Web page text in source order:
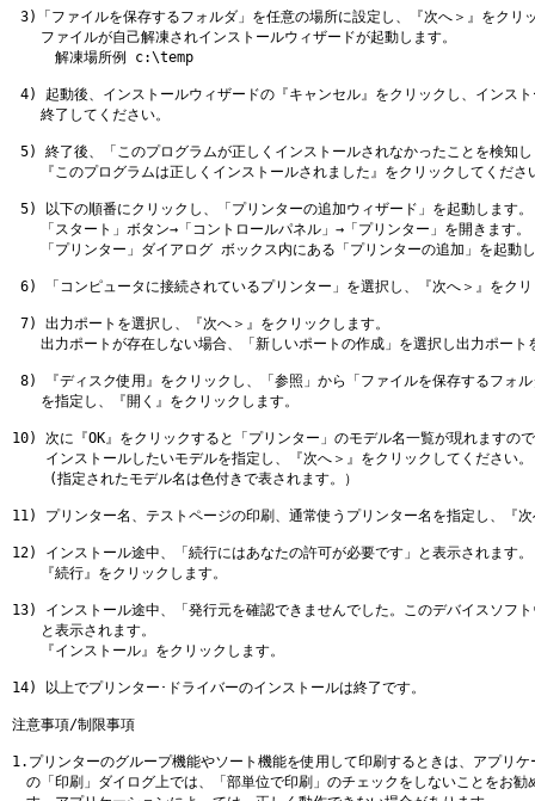
3)「ファイルを保存するフォルダ」を任意の場所に設定し、『次へ＞』をクリ
ファイルが自己解凍されインストールウィザードが起動します。
解凍場所例 c:\temp
4) 起動後、インストールウィザードの『キャンセル』をクリックし、インス
終了してください。
5) 終了後、「このプログラムが正しくインストールされなかったことを検知
『このプログラムは正しくインストールされました』をクリックしてくださ
5) 以下の順番にクリックし、「プリンターの追加ウィザード」を起動します。
「スタート」ボタン→「コントロールパネル」→「プリンター」を開きます。
「プリンター」ダイアログ ボックス内にある「プリンターの追加」を起動
6) 「コンピュータに接続されているプリンター」を選択し、『次へ＞』をク
7) 出力ポートを選択し、『次へ＞』をクリックします。
出力ポートが存在しない場合、「新しいポートの作成」を選択し出力ポート
8) 『ディスク使用』をクリックし、「参照」から「ファイルを保存するフォ
を指定し、『開く』をクリックします。
10) 次に『OK』をクリックすると「プリンター」のモデル名一覧が現れますの
    インストールしたいモデルを指定し、『次へ＞』をクリックしてください。
(指定されたモデル名は色付きで表されます。）
11) プリンター名、テストページの印刷、通常使うプリンター名を指定し、『
12) インストール途中、「続行にはあなたの許可が必要です」と表示されます。
『続行』をクリックします。
13) インストール途中、「発行元を確認できませんでした。このデバイスソフ
と表示されます。
『インストール』をクリックします。
14) 以上でプリンター･ドライバーのインストールは終了です。
注意事項/制限事項
1.プリンターのグループ機能やソート機能を使用して印刷するときは、アプリケ
の「印刷」ダイログ上では、「部単位で印刷」のチェックをしないことをお勧